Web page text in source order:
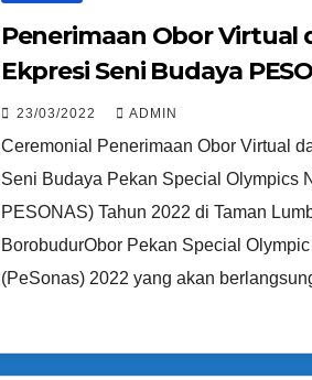
Penerimaan Obor Virtual
Ekpresi Seni Budaya
2022
23/03/2022 ADMIN
Ceremonial Penerimaan Obor Virtual
Seni Budaya Pekan Special Olympics
PESONAS) Tahun 2022 di Taman
BorobudurObor Pekan Special
(PeSonas) 2022 yang akan